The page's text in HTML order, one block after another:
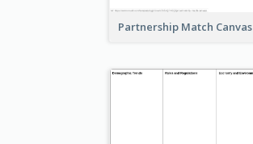
Partnership Match Canvas